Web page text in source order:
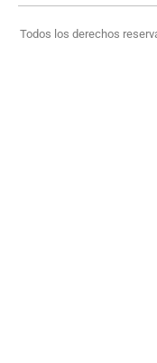
Todos los derechos